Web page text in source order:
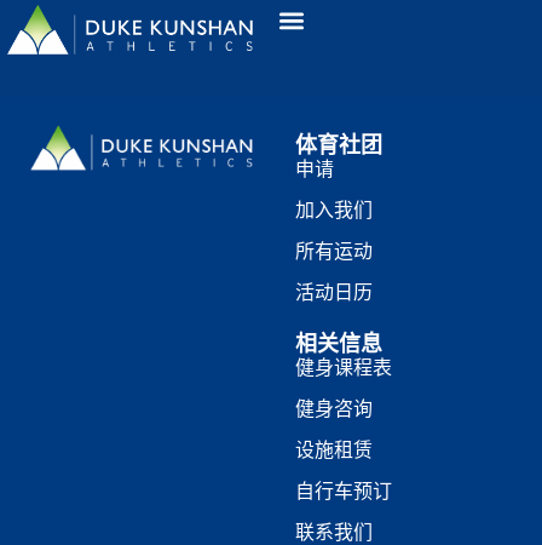
体育社团
申请
加入我们
所有运动
活动日历
相关信息
健身课程表
健身咨询
设施租赁
自行车预订
联系我们